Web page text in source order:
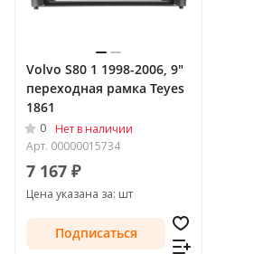
Volvo S80 1 1998-2006, 9"
переходная рамка Teyes
1861
0
Нет в наличии
Арт. 00000015734
7 167 ₽
Цена указана за: шт
Подписаться